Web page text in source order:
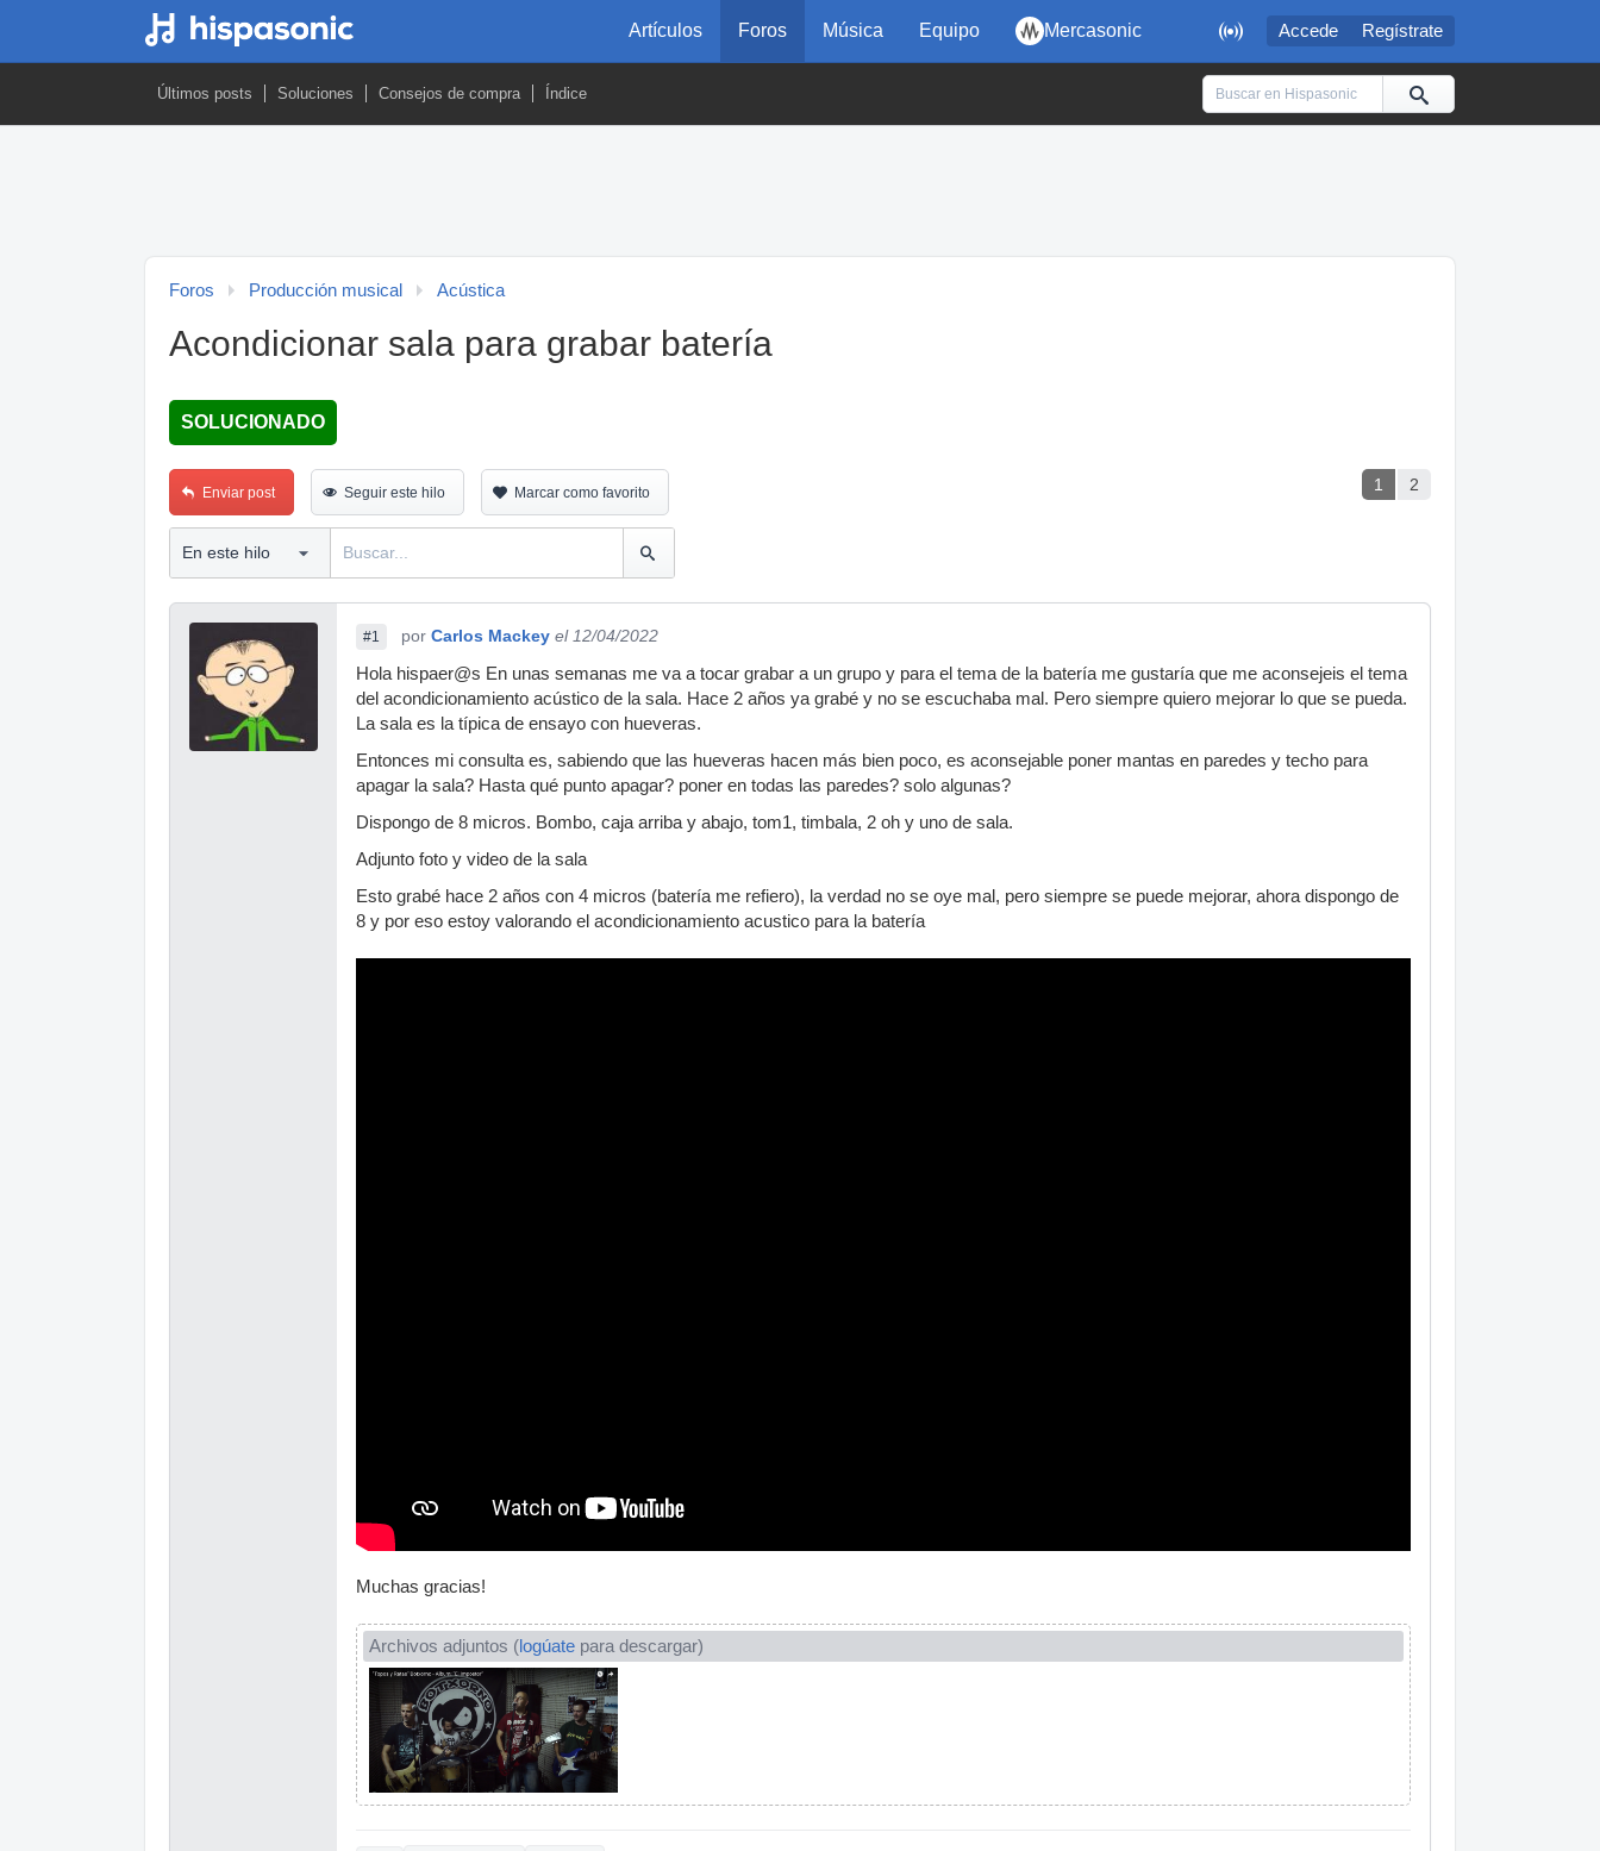
 Accede Regístrate
Artículos Foros Música Equipo Mercasonic
Últimos posts Soluciones Consejos de compra Índice
Foros Producción musical Acústica
Acondicionar sala para grabar batería
SOLUCIONADO
1 2
Enviar post Seguir este hilo Marcar como favorito
#1 por Carlos Mackey el 12/04/2022
Hola hispaer@s En unas semanas me va a tocar grabar a un grupo y para el tema de la batería me gustaría que me aconsejeis el tema
del acondicionamiento acústico de la sala. Hace 2 años ya grabé y no se escuchaba mal. Pero siempre quiero mejorar lo que se pueda.
La sala es la típica de ensayo con hueveras.
Entonces mi consulta es, sabiendo que las hueveras hacen más bien poco, es aconsejable poner mantas en paredes y techo para
apagar la sala? Hasta qué punto apagar? poner en todas las paredes? solo algunas?
Dispongo de 8 micros. Bombo, caja arriba y abajo, tom1, timbala, 2 oh y uno de sala.
Adjunto foto y video de la sala
Esto grabé hace 2 años con 4 micros (batería me refiero), la verdad no se oye mal, pero siempre se puede mejorar, ahora dispongo de
8 y por eso estoy valorando el acondicionamiento acustico para la batería
Muchas gracias!
Archivos adjuntos (logúate para descargar)